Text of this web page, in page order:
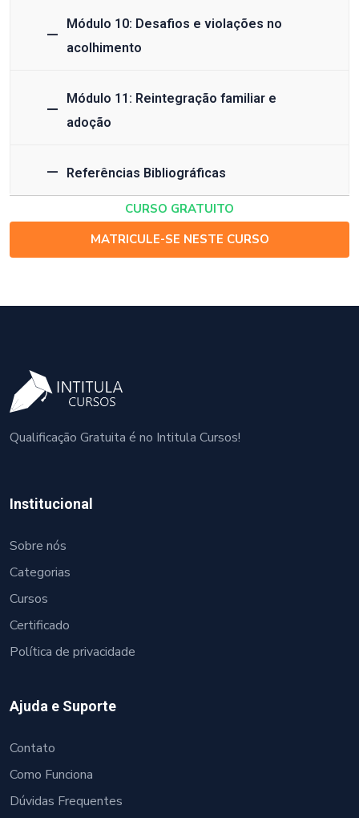
Módulo 10: Desafios e violações no
acolhimento
Módulo 11: Reintegração familiar e
adoção
Referências Bibliográficas
CURSO GRATUITO
MATRICULE-SE NESTE CURSO
Qualificação Gratuita é no Intitula Cursos!
Institucional
Sobre nós
Categorias
Cursos
Certificado
Política de privacidade
Ajuda e Suporte
Contato
Como Funciona
Dúvidas Frequentes